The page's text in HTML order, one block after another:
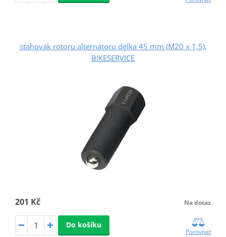
stahovák rotoru alternátoru délka 45 mm (M20 x 1,5),
BIKESERVICE
201 Kč Na dotaz
Do košíku
Porovnat